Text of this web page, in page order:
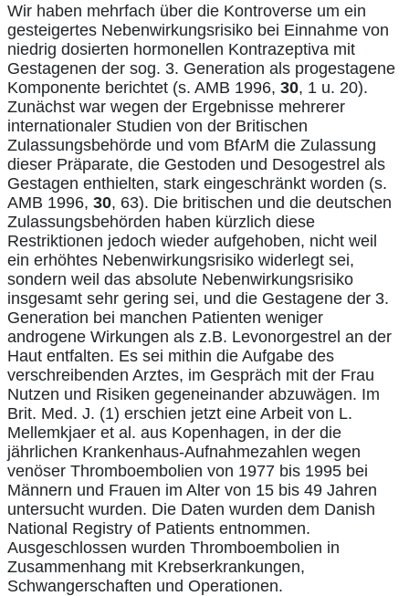
Wir haben mehrfach über die Kontroverse um ein
gesteigertes Nebenwirkungsrisiko bei Einnahme von
niedrig dosierten hormonellen Kontrazeptiva mit
Gestagenen der sog. 3. Generation als progestagene
Komponente berichtet (s. AMB 1996, 30, 1 u. 20).
Zunächst war wegen der Ergebnisse mehrerer
internationaler Studien von der Britischen
Zulassungsbehörde und vom BfArM die Zulassung
dieser Präparate, die Gestoden und Desogestrel als
Gestagen enthielten, stark eingeschränkt worden (s.
AMB 1996, 30, 63). Die britischen und die deutschen
Zulassungsbehörden haben kürzlich diese
Restriktionen jedoch wieder aufgehoben, nicht weil
ein erhöhtes Nebenwirkungsrisiko widerlegt sei,
sondern weil das absolute Nebenwirkungsrisiko
insgesamt sehr gering sei, und die Gestagene der 3.
Generation bei manchen Patienten weniger
androgene Wirkungen als z.B. Levonorgestrel an der
Haut entfalten. Es sei mithin die Aufgabe des
verschreibenden Arztes, im Gespräch mit der Frau
Nutzen und Risiken gegeneinander abzuwägen. Im
Brit. Med. J. (1) erschien jetzt eine Arbeit von L.
Mellemkjaer et al. aus Kopenhagen, in der die
jährlichen Krankenhaus-Aufnahmezahlen wegen
venöser Thromboembolien von 1977 bis 1995 bei
Männern und Frauen im Alter von 15 bis 49 Jahren
untersucht wurden. Die Daten wurden dem Danish
National Registry of Patients entnommen.
Ausgeschlossen wurden Thromboembolien in
Zusammenhang mit Krebserkrankungen,
Schwangerschaften und Operationen.